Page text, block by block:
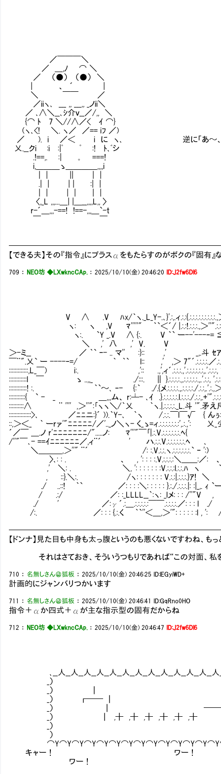
／￣￣￣＼
／ ＿,ﾉ ⌒ ＼
／ （●） （●） ＼
| 、 ´ |
＼ ￣￣ ／
／iiヽ､ ___ ,, ___,, _ノii＼
／ ､∧＼__､ｼ介ｖ__／/,, ＼
{⌒ ﾄ 7 ＼//∧／< ｲ ⌒}
(ヽ､<! ＼. ヽ／ ／== iﾌ ／)
／ ). i ／＜ i に ヽ､ 逆に「あ～、リソースもった
乂.__クi :i :|ﾟ ﾟ :! ﾄ､ﾞシ
.!==,. :| ｡ ===!
i,＿＿＿ゝ＿＿＿＿,,,,i
.| | | | :| |
〈,_L ,,,...＿| |＿__,,,,L,, 〉
r-´＿,,,-==! !==-,,,＿`-t
￣ ￣
【できる夫】その『指令』にプラスαをもたらすのがボクの『固
709 ： NEO坊 ◆LXwkncCAp. ：2025/10/10(金) 20:46:20 ID:J2fw6Dl6
V ∧ .V ﾊx/｀ヽ._L_Y-.､}'.:,.ィ.:.:{.:.:.:.:.:.:.:.:.:.,＞
ヽ: ヽ ,V ﾏ'''''" ｀`＜´/ |.:.:!.:.:.:.,＞''".:.:.:.,＞ '"
ヽ:. `Y _.V ∧ {:. V ｀` ー--'---‐= ≦ ／
＼ ,' 八 ,' V. V _,.＞''彡
＞-ミ__ ／ ｀` ｰ- .. マ'' :}:: ,' _,.斗 ｾｱ´.:.:.／
￣¨".乂` ー ----‐=/ ｀ ｀` l:: ,' ,＞ 7"´.:.:.:.:.／.:.:.／
:::::::::::::,L_￣) i:. ,':: .,',ィ´.:.:.:.,'.:.:.:.:.:.:,.'.:.:.:, '.:.:.:.:.／
::::::::::::l ￣ ゝ ..,,_ ./:::. ∥ }.:.:.:.:.,.:.:.:.:.:.,.'.:.:, '.:.:.:.:／
::::::::::::! :. ｀`～､ ‐- {:｀ ./.{メ.:.:.:.:.,.:.:.:.:./.:.:,.'.:.,＞'｡､
:::::::::::{ ` - _ ＿,,,ム、 r:┴- ､ｲ .}.:.:.:.:.:.l.:.:.:./.:.:,.+'".:.:.:.:,＞｀
::::::::::∧ ¨ '''' ,＞''":｢ヽヽ＼/｀乂 ｀ヽ.|.:.:.:.:._L.斗 '".矛え斥
:::::::::::::::>､ ／ﾆﾆニ:}´ )).｀Y-､ ｀ヽ /.:.:.￣l￣√ { んぅ:乃㌦
::,＞＜_ ｀ ーrァ'"ﾆﾆﾆﾆﾆ/／'.._ノ＼ヽ- く_ゝ=ィ.:.:.:.:.:.:.:',.:.,': 乂_
´／￣ ＿.ノ r'ﾆﾆﾆﾆﾆﾆﾆ/".....ノ: ﾏ'''"￣｢|.:.V.:.:.:.:.:.:.ﾍ{ ／
/''"￣､- ==ｲﾆﾆﾆﾆﾆﾆ／,ィ¨´ ' ハ.:.:.V.:.:.:.:.:.:.ﾍ ､ ／
＼＿＿＿,＞''" ¨´ /: :.V.:.:.ヽ.:.:.:.:.:.:.` ｰ ':)
〉､: : . 、 , ': : : :.V.:.:.:.:＼＿＿:／: 、
,' ＼: . ＼, ': : : : : : :V.:.:.:l.:.:.ﾊ ヽ ｀ .､
, ::}.＼:. /ヽ: : : : : : : V.:.:|.:.:.:.}ｱ! ＼ ｀ _,.
./ ..::! ｀` ／: : : :＼: : : : : }.:./.:.:.:.|: :|_,. ｨ `
/ .:/ ／: :_LLLL__｀:ヽ: _lメ: : : /''"V , } ,.
./ ' ／:γ´.:＿.:.:.:.:.:￣￣.:.:.:.:.／: : : l ./ /
/:. ／: : : {.:.く ｀`''＜＿,＞'": : : : : :l , ': /
【ドンナ】見た目も中身も太っ腹というのも悪くないですわね、も
それはさておき、そういうつもりであれば“この対面、私を
710 ： 名無しさん＠狐板 ：2025/10/10(金) 20:46:25 ID:lEGyiWD+
計画的にジャンバリつかいます
711 ： 名無しさん＠狐板 ：2025/10/10(金) 20:46:41 ID:GqRno0HO
指令＋αか四式＋αが主な指示型の固有だからね
712 ： NEO坊 ◆LXwkncCAp. ：2025/10/10(金) 20:46:47 ID:J2fw6Dl6
､__人__人__人__人__人__人__人__人__人__人__人__人__人___
_）
_） ┃ ┃ ┃
_） ┏━━ ┃ ┃
_） ┃ ━━━━ ┛
_） ┃ ,╋ ,╋ ,╋ ,╋ ,╋
_）
）
キャー！ ワー！
ワー！ ﾊﾟﾁﾊ